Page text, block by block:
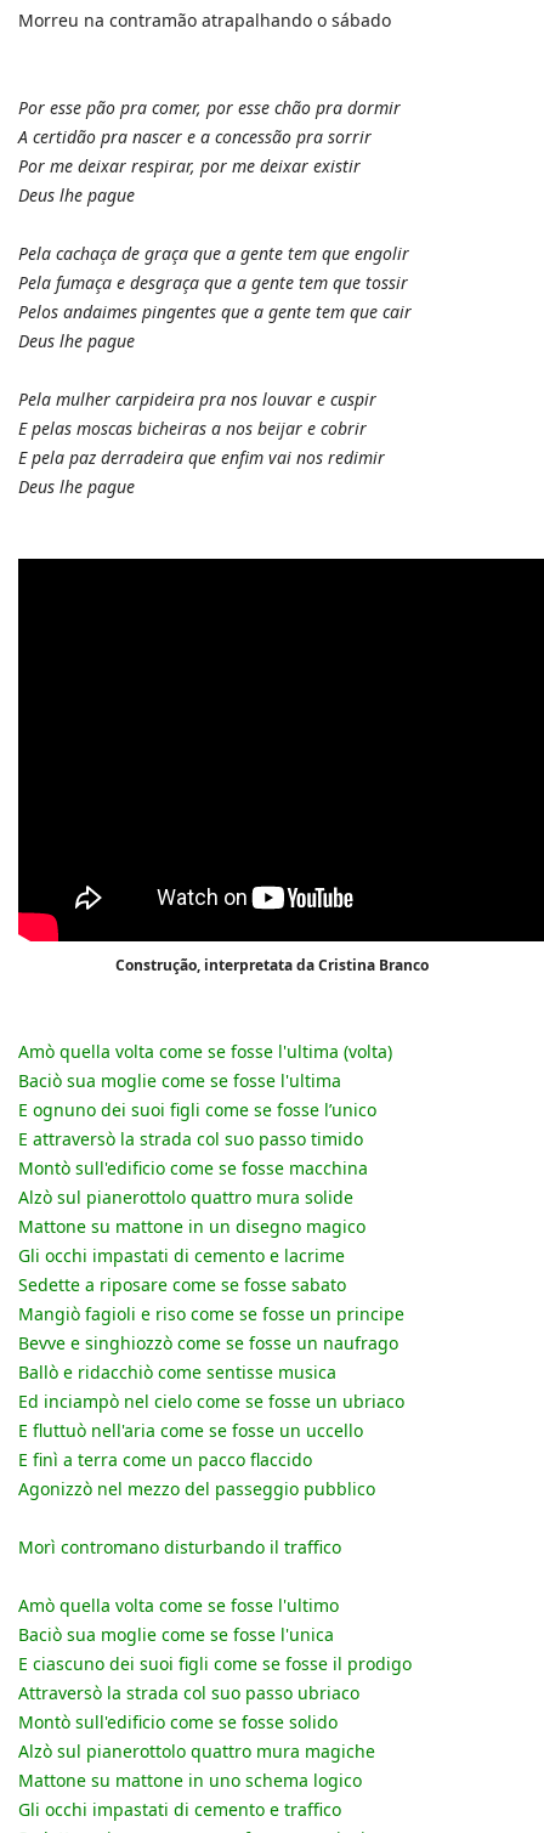
Morreu na contramão atrapalhando o sábado
Por esse pão pra comer, por esse chão pra dormir
A certidão pra nascer e a concessão pra sorrir
Por me deixar respirar, por me deixar existir
Deus lhe pague
Pela cachaça de graça que a gente tem que engolir
Pela fumaça e desgraça que a gente tem que tossir
Pelos andaimes pingentes que a gente tem que cair
Deus lhe pague
Pela mulher carpideira pra nos louvar e cuspir
E pelas moscas bicheiras a nos beijar e cobrir
E pela paz derradeira que enfim vai nos redimir
Deus lhe pague
Construção, interpretata da Cristina Branco
Amò quella volta come se fosse l'ultima (volta)
Baciò sua moglie come se fosse l'ultima
E ognuno dei suoi figli come se fosse l’unico
E attraversò la strada col suo passo timido
Montò sull'edificio come se fosse macchina
Alzò sul pianerottolo quattro mura solide
Mattone su mattone in un disegno magico
Gli occhi impastati di cemento e lacrime
Sedette a riposare come se fosse sabato
Mangiò fagioli e riso come se fosse un principe
Bevve e singhiozzò come se fosse un naufrago
Ballò e ridacchiò come sentisse musica
Ed inciampò nel cielo come se fosse un ubriaco
E fluttuò nell'aria come se fosse un uccello
E finì a terra come un pacco flaccido
Agonizzò nel mezzo del passeggio pubblico
Morì contromano disturbando il traffico
Amò quella volta come se fosse l'ultimo
Baciò sua moglie come se fosse l'unica
E ciascuno dei suoi figli come se fosse il prodigo
Attraversò la strada col suo passo ubriaco
Montò sull'edificio come se fosse solido
Alzò sul pianerottolo quattro mura magiche
Mattone su mattone in uno schema logico
Gli occhi impastati di cemento e traffico